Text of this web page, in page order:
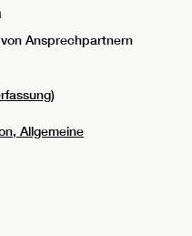
Ansprechpartnern
Allgemeine